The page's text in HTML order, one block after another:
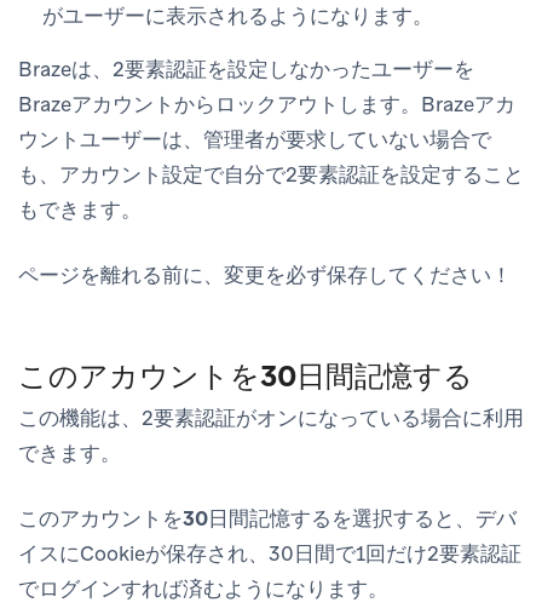
がユーザーに表示されるようになります。
Brazeは、2要素認証を設定しなかったユーザーを
Brazeアカウントからロックアウトします。Brazeアカ
ウントユーザーは、管理者が要求していない場合で
も、 アカウント設定で自分で2要素認証を設定すること
もできます。
ページを離れる前に、変更を必ず保存してください！
このアカウントを30日間記憶する
この機能は、2要素認証がオンになっている場合に利用
できます。
このアカウントを30日間記憶するを選択すると、デバ
イスにCookieが保存され、30日間で1回だけ2要素認証
でログインすれば済むようになります。